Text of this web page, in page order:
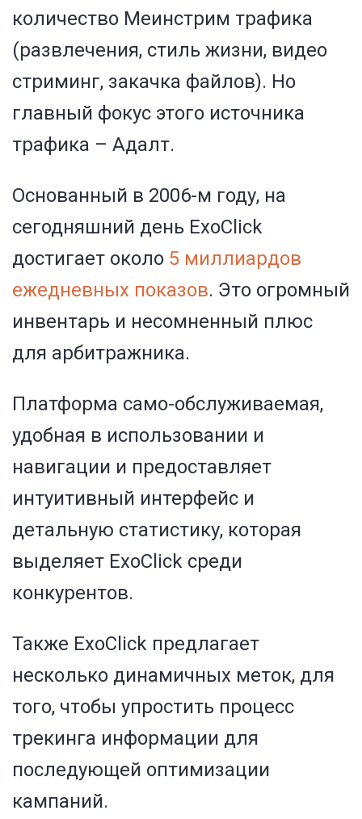
количество Меинстрим трафика
(развлечения, стиль жизни, видео
стриминг, закачка файлов). Но
главный фокус этого источника
трафика – Адалт.
Основанный в 2006-м году, на
сегодняшний день ExoClick
достигает около 5 миллиардов
ежедневных показов. Это огромный
инвентарь и несомненный плюс
для арбитражника.
Платформа само-обслуживаемая,
удобная в использовании и
навигации и предоставляет
интуитивный интерфейс и
детальную статистику, которая
выделяет ExoClick среди
конкурентов.
Также ExoClick предлагает
несколько динамичных меток, для
того, чтобы упростить процесс
трекинга информации для
последующей оптимизации
кампаний.